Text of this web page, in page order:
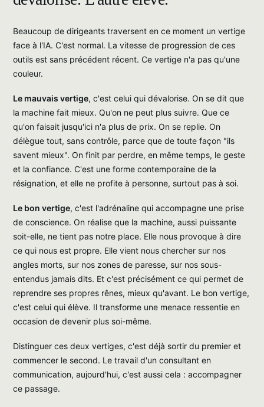
Beaucoup de dirigeants traversent en ce moment un vertige
face à l'IA. C'est normal. La vitesse de progression de ces
outils est sans précédent récent. Ce vertige n'a pas qu'une
couleur.
Le mauvais vertige, c'est celui qui dévalorise. On se dit que
la machine fait mieux. Qu'on ne peut plus suivre. Que ce
qu'on faisait jusqu'ici n'a plus de prix. On se replie. On
délègue tout, sans contrôle, parce que de toute façon "ils
savent mieux". On finit par perdre, en même temps, le geste
et la confiance. C'est une forme contemporaine de la
résignation, et elle ne profite à personne, surtout pas à soi.
Le bon vertige, c'est l'adrénaline qui accompagne une prise
de conscience. On réalise que la machine, aussi puissante
soit-elle, ne tient pas notre place. Elle nous provoque à dire
ce qui nous est propre. Elle vient nous chercher sur nos
angles morts, sur nos zones de paresse, sur nos sous-
entendus jamais dits. Et c'est précisément ce qui permet de
reprendre ses propres rênes, mieux qu'avant. Le bon vertige,
c'est celui qui élève. Il transforme une menace ressentie en
occasion de devenir plus soi-même.
Distinguer ces deux vertiges, c'est déjà sortir du premier et
commencer le second. Le travail d'un consultant en
communication, aujourd'hui, c'est aussi cela : accompagner
ce passage.